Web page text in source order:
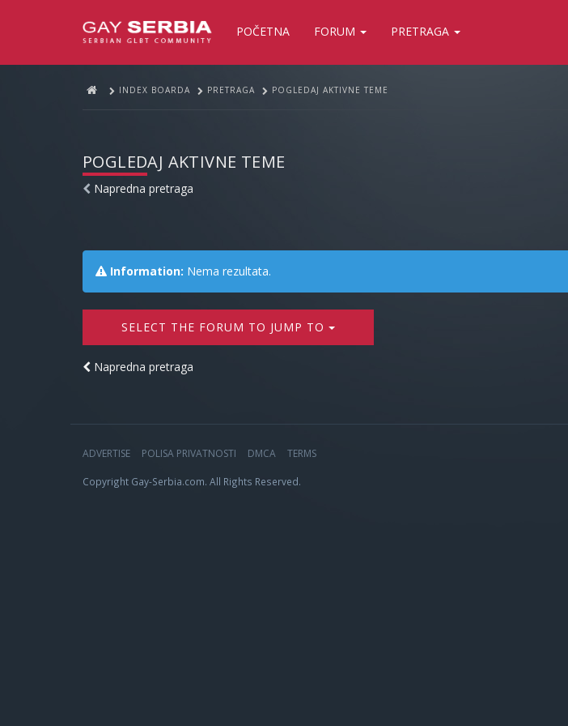
POČETNA FORUM PRETRAGA
INDEX BOARDA PRETRAGA POGLEDAJ AKTIVNE TEME
POGLEDAJ AKTIVNE TEME
Napredna pretraga
Information: Nema rezultata.
SELECT THE FORUM TO JUMP TO
Napredna pretraga
ADVERTISE POLISA PRIVATNOSTI DMCA TERMS
Copyright Gay-Serbia.com. All Rights Reserved.